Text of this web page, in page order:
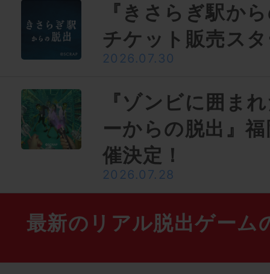
『きさらぎ駅か
チケット販売ス
2026.07.30
『ゾンビに囲ま
ーからの脱出』
催決定！
2026.07.28
最新のリアル脱出ゲーム